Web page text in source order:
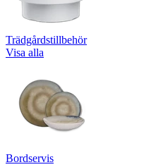
Trädgårdstillbehör
Visa alla
Bordservis